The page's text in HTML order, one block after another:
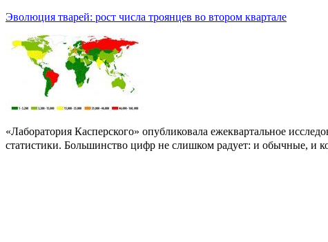
Эволюция тварей: ​рост числа ​троянцев во втором квартале
«Лаборатория Касперского» опубликовала ​ежеквартальное
статистики. Большинство цифр не слишком радует: и обычные, и